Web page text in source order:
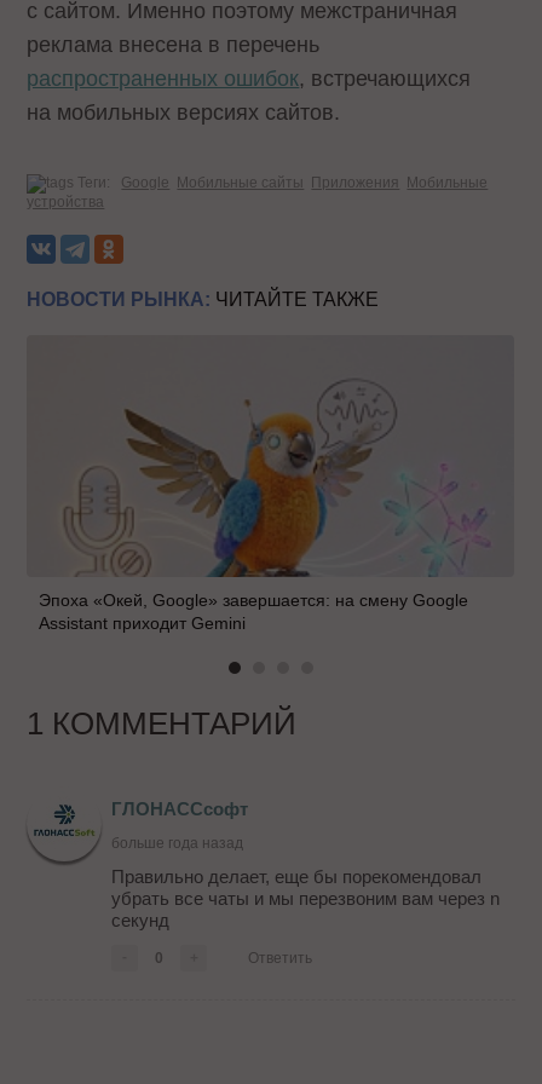
с сайтом. Именно поэтому межстраничная
реклама внесена в перечень
распространенных ошибок, встречающихся
на мобильных версиях сайтов.
Теги: Google Мобильные сайты Приложения
Мобильные
устройства
НОВОСТИ РЫНКА: ЧИТАЙТЕ ТАКЖЕ
Эпоха «Окей, Google» завершается: на смену Google
Assistant приходит Gemini
1 КОММЕНТАРИЙ
ГЛОНАССсофт
больше года назад
Правильно делает, еще бы порекомендовал
убрать все чаты и мы перезвоним вам через n
секунд
0 Ответить